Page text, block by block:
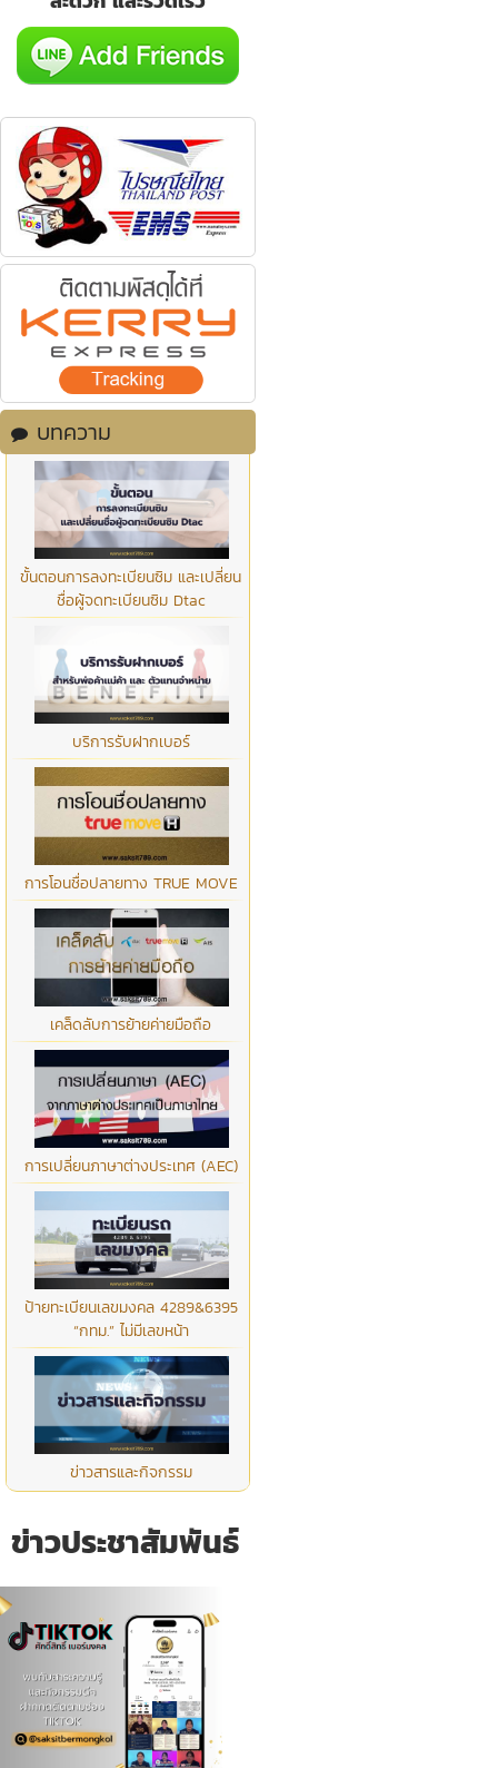
บทความ
ขั้นตอนการลงทะเบียนซิม และเปลี่ยน
ชื่อผู้จดทะเบียนซิม Dtac
บริการรับฝากเบอร์
การโอนชื่อปลายทาง TRUE MOVE
เคล็ดลับการย้ายค่ายมือถือ
การเปลี่ยนภาษาต่างประเทศ (AEC)
ป้ายทะเบียนเลขมงคล 4289&6395
“กทม.” ไม่มีเลขหน้า
ข่าวสารและกิจกรรม
ข่าวประชาสัมพันธ์